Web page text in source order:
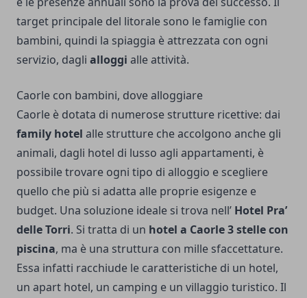
target principale del litorale sono le famiglie con
bambini, quindi la spiaggia è attrezzata con ogni
servizio, dagli alloggi alle attività.
Caorle con bambini, dove alloggiare
Caorle è dotata di numerose strutture ricettive: dai
family hotel alle strutture che accolgono anche gli
animali, dagli hotel di lusso agli appartamenti, è
possibile trovare ogni tipo di alloggio e scegliere
quello che più si adatta alle proprie esigenze e
budget. Una soluzione ideale si trova nell’ Hotel Pra’
delle Torri. Si tratta di un hotel a Caorle 3 stelle con
piscina, ma è una struttura con mille sfaccettature.
Essa infatti racchiude le caratteristiche di un hotel,
un apart hotel, un camping e un villaggio turistico. Il